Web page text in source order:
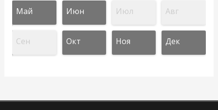
Май Июн Июл Авг
Сен Окт Ноя Дек